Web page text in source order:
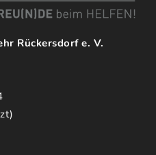
Rückersdorf e. V.